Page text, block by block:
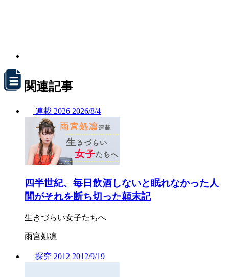
関連記事
連載 2026 2026/8/4
四半世紀、毎日飲酒しないと眠れなかった人
間がそれを断ち切った顛末記
生きづらい女子たちへ
雨宮処凛
探究 2012 2012/9/19